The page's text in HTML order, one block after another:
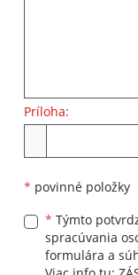
Príloha:
* povinné položky
* Týmto
spracúvania
formulára a